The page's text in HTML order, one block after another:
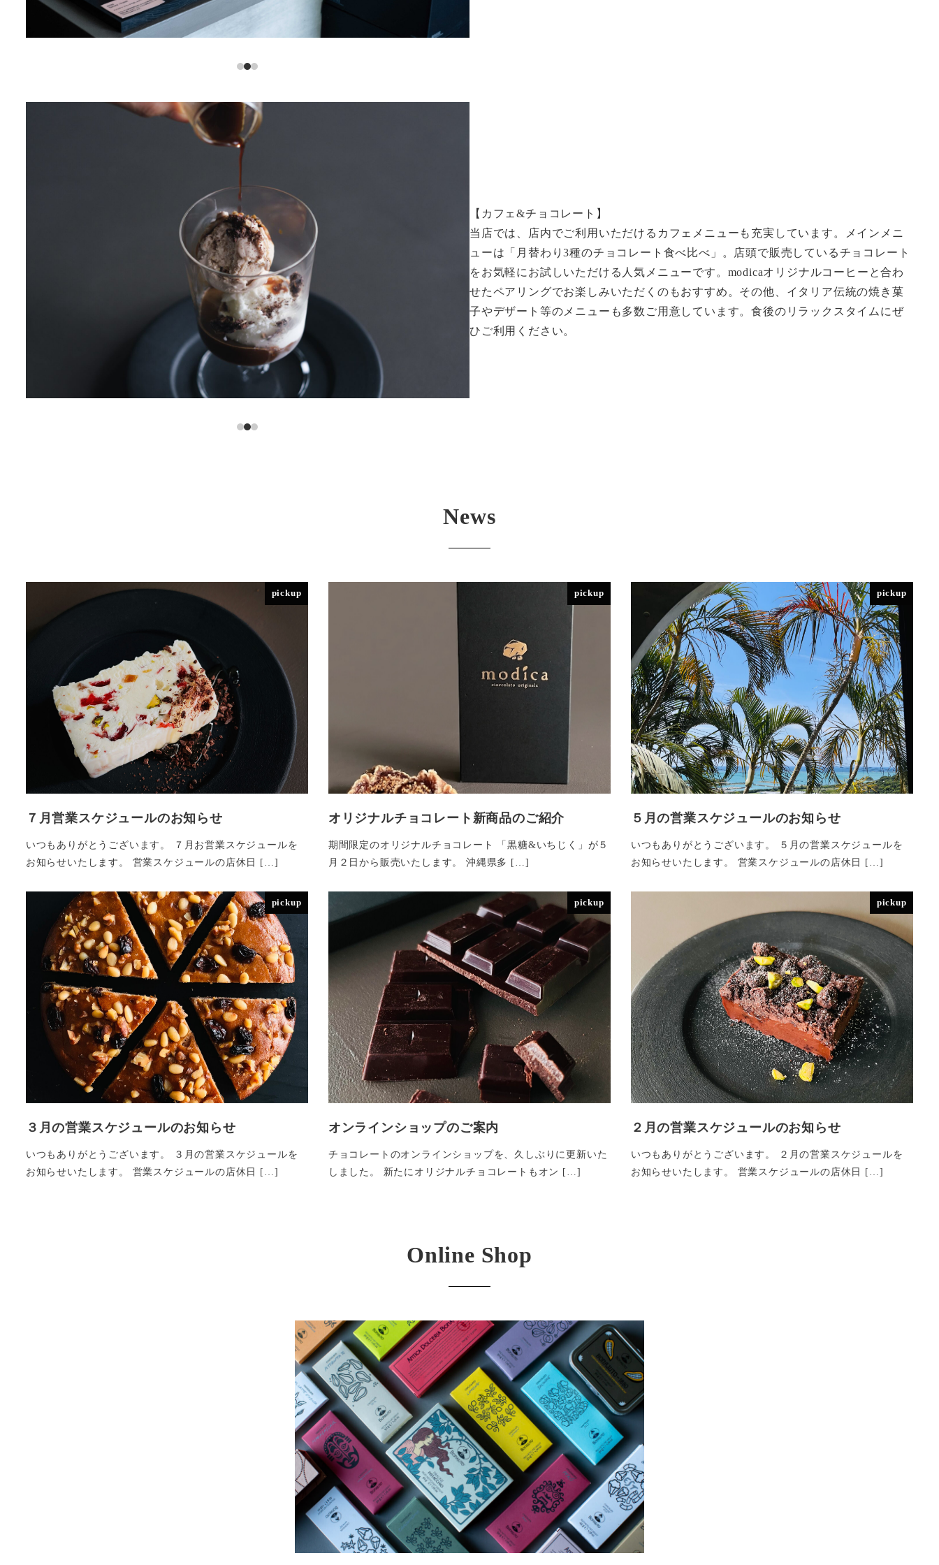
【カフェ&チョコレート】
当店では、店内でご利用いただけるカフェメニューも充実しています。メインメニ
ューは「月替わり3種のチョコレート食べ比べ」。店頭で販売しているチョコレート
をお気軽にお試しいただける人気メニューです。modicaオリジナルコーヒーと合わ
せたペアリングでお楽しみいただくのもおすすめ。その他、イタリア伝統の焼き菓
子やデザート等のメニューも多数ご用意しています。食後のリラックスタイムにぜ
ひご利用ください。
News
pickup
７月営業スケジュールのお知らせ
いつもありがとうございます。 ７月お営業スケジュールを
お知らせいたします。 営業スケジュールの店休日 […]
pickup
オリジナルチョコレート新商品のご紹介
期間限定のオリジナルチョコレート 「黒糖&いちじく」が５
月２日から販売いたします。 沖縄県多 […]
pickup
５月の営業スケジュールのお知らせ
いつもありがとうございます。 ５月の営業スケジュールを
お知らせいたします。 営業スケジュールの店休日 […]
pickup
３月の営業スケジュールのお知らせ
いつもありがとうございます。 ３月の営業スケジュールを
お知らせいたします。 営業スケジュールの店休日 […]
pickup
オンラインショップのご案内
チョコレートのオンラインショップを、久しぶりに更新いた
しました。 新たにオリジナルチョコレートもオン […]
pickup
２月の営業スケジュールのお知らせ
いつもありがとうございます。 ２月の営業スケジュールを
お知らせいたします。 営業スケジュールの店休日 […]
Online Shop